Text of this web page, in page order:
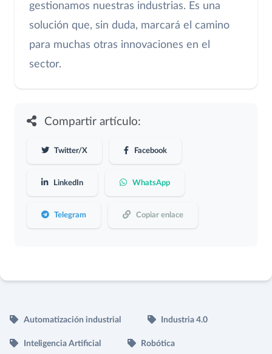
gestionamos nuestras industrias. Es una
solución que, sin duda, marcará el camino
para muchas otras innovaciones en el
sector.
Compartir artículo:
Twitter/X Facebook
LinkedIn WhatsApp
Telegram Copiar enlace
Automatización industrial Industria 4.0
Inteligencia Artificial Robótica